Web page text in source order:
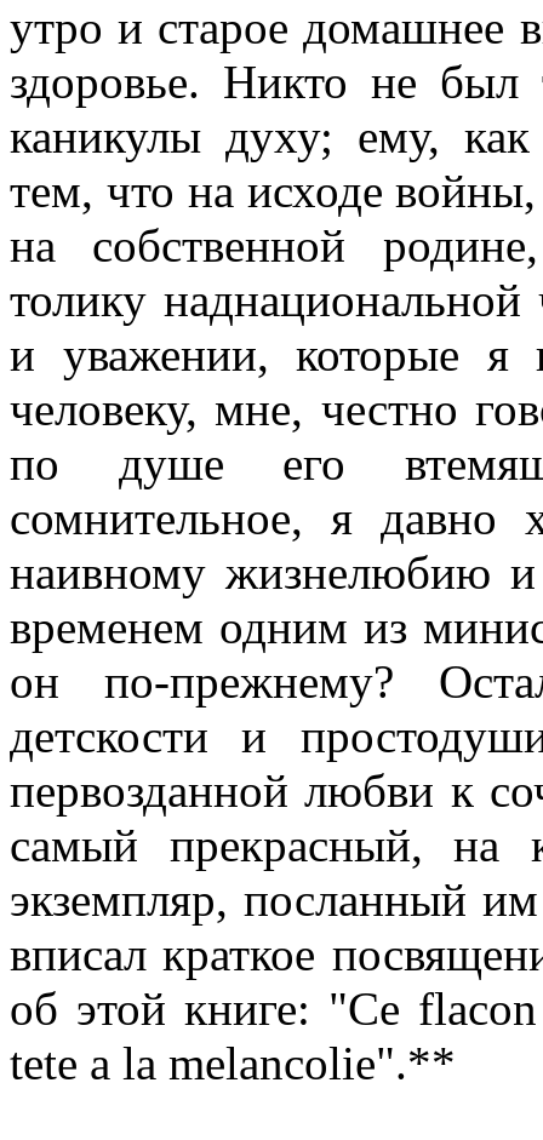
утро и старое домашнее
здоровье. Никто не
каникулы духу; ему,
тем, что на исходе
на собственной
толику
и уважении, которые я
человеку, мне, честно
по душе его
сомнительное, я давно
наивному жизнелюбию и
временем одним из
он по-прежнему?
детскости и
первозданной любви к
самый прекрасный, на
экземпляр, посланный
вписал краткое
об этой книге: "Ce
tete a la melancolie".**